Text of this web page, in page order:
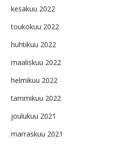
kesäkuu 2022
toukokuu 2022
huhtikuu 2022
maaliskuu 2022
helmikuu 2022
tammikuu 2022
joulukuu 2021
marraskuu 2021